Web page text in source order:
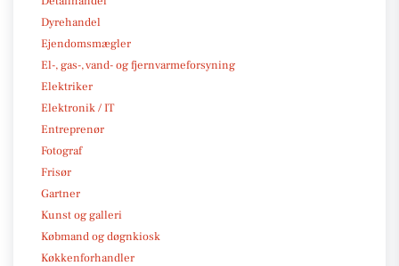
Dyrehandel
Ejendomsmægler
El-, gas-, vand- og fjernvarmeforsyning
Elektriker
Elektronik / IT
Entreprenør
Fotograf
Frisør
Gartner
Kunst og galleri
Købmand og døgnkiosk
Køkkenforhandler